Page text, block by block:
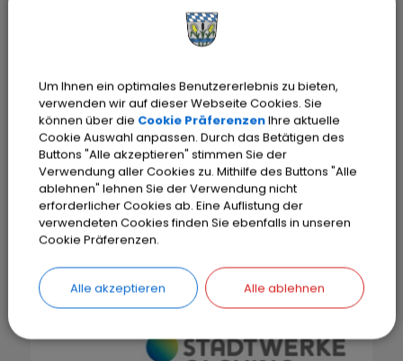
Um Ihnen ein optimales Benutzererlebnis zu bieten,
verwenden wir auf dieser Webseite Cookies. Sie
können über die Cookie PräferenzenIhre aktuelle
Cookie Auswahl anpassen. Durch das Betätigen des
Buttons "Alle akzeptieren" stimmen Sie der
Verwendung aller Cookies zu. Mithilfe des Buttons "Alle
ablehnen" lehnen Sie der Verwendung nicht
erforderlicher Cookies ab. Eine Auflistung der
verwendeten Cookies finden Sie ebenfalls in unseren
Cookie Präferenzen.
Alle akzeptieren Alle ablehnen